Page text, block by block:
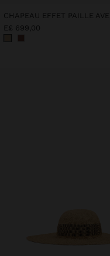
E£ 699,00